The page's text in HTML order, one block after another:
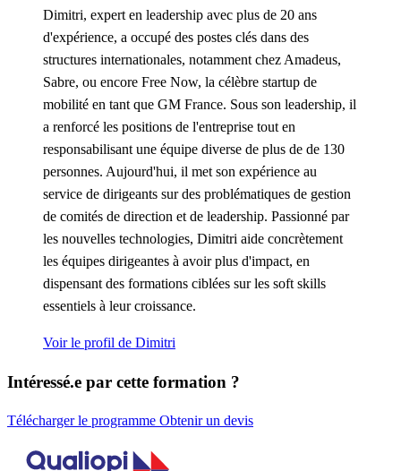
Dimitri, expert en leadership avec plus de 20 ans
d'expérience, a occupé des postes clés dans des
structures internationales, notamment chez Amadeus,
Sabre, ou encore Free Now, la célèbre startup de
mobilité en tant que GM France. Sous son leadership, il
a renforcé les positions de l'entreprise tout en
responsabilisant une équipe diverse de plus de de 130
personnes. Aujourd'hui, il met son expérience au
service de dirigeants sur des problématiques de gestion
de comités de direction et de leadership. Passionné par
les nouvelles technologies, Dimitri aide concrètement
les équipes dirigeantes à avoir plus d'impact, en
dispensant des formations ciblées sur les soft skills
essentiels à leur croissance.
Voir le profil de Dimitri
Intéressé.e par cette formation ?
Télécharger le programme Obtenir un devis